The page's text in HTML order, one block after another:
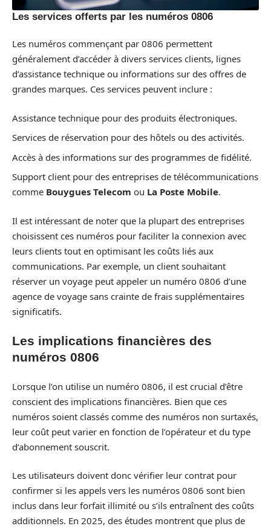
Les services offerts par les numéros 0806
Les numéros commençant par 0806 permettent
généralement d’accéder à divers services clients, lignes
d’assistance technique ou informations sur des offres de
grandes marques. Ces services peuvent inclure :
Assistance technique pour des produits électroniques.
Services de réservation pour des hôtels ou des activités.
Accès à des informations sur des programmes de fidélité.
Support client pour des entreprises de télécommunications
comme Bouygues Telecom ou La Poste Mobile.
Il est intéressant de noter que la plupart des entreprises
choisissent ces numéros pour faciliter la connexion avec
leurs clients tout en optimisant les coûts liés aux
communications. Par exemple, un client souhaitant
réserver un voyage peut appeler un numéro 0806 d’une
agence de voyage sans crainte de frais supplémentaires
significatifs.
Les implications financières des
numéros 0806
Lorsque l’on utilise un numéro 0806, il est crucial d’être
conscient des implications financières. Bien que ces
numéros soient classés comme des numéros non surtaxés,
leur coût peut varier en fonction de l’opérateur et du type
d’abonnement souscrit.
Les utilisateurs doivent donc vérifier leur contrat pour
confirmer si les appels vers les numéros 0806 sont bien
inclus dans leur forfait illimité ou s’ils entraînent des coûts
additionnels. En 2025, des études montrent que plus de